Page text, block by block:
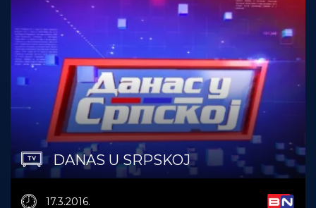
DANAS U SRPSKOJ
17.3.2016.